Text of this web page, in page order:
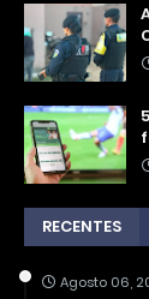
RECENTES
Agosto 06,